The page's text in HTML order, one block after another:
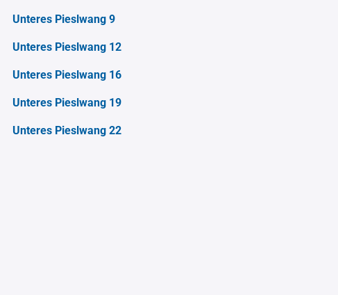
Unteres Pieslwang 9
Unteres Pieslwang 12
Unteres Pieslwang 16
Unteres Pieslwang 19
Unteres Pieslwang 22